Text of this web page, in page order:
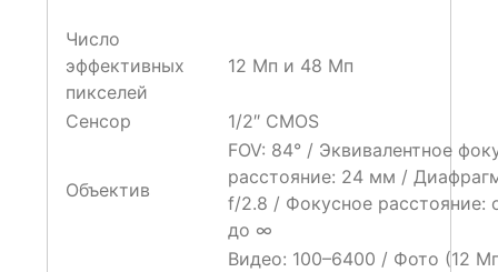
Число
эффективных
пикселей
12 Мп и 48 Мп
Сенсор 1/2″ CMOS
Объектив
FOV: 84° / Эквивалентное
расстояние: 24 мм /
f/2.8 / Фокусное расстояние:
до ∞
Видео: 100–6400 / Фото (12